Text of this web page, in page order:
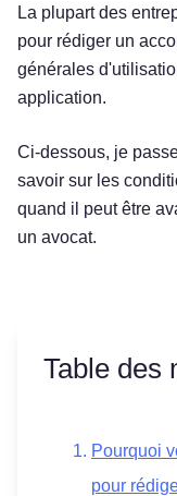
La plupart des
pour rédiger un
générales
application.
Ci-dessous, je
savoir sur les
quand il peut être
un avocat.
Table des
Pourquoi
pour